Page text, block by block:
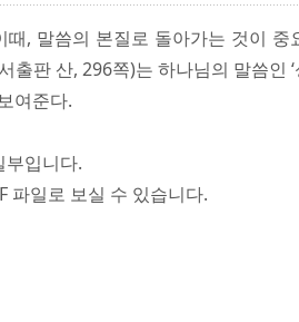
, 말씀의 본질로 돌아가는 것이
판 산, 296쪽)는 하나님의 말씀인
여준다.
부입니다.
파일로 보실 수 있습니다.